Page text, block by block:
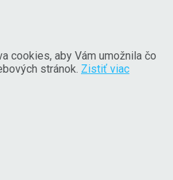
cookies, aby Vám umožnila čo
stránok. Zistiť viac